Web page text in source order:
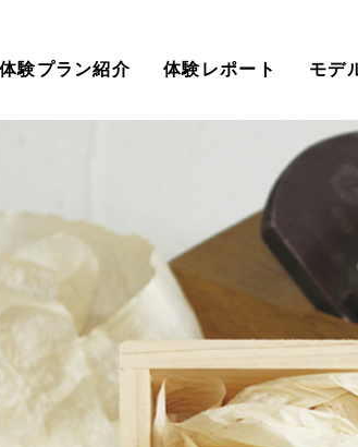
体験プラン紹介 体験レポート モデ